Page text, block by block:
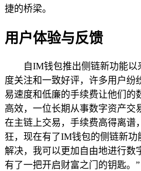
捷的桥梁。
用户体验与反馈
自IM钱包推出侧链新功能
度关注和一致好评，许多用户纷
易速度和低廉的手续费让他们的
高效，一位长期从事数字资产交
在主链上交易，手续费高得离谱
狂，现在有了IM钱包的侧链新
解决，我可以更加自由地进行数
有了一把开启财富之门的钥匙。”